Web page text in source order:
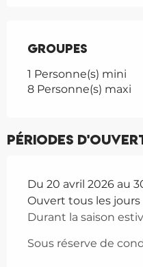
Groupes
Groupes
1 Personne(s) mini
8 Personne(s) maxi
Périodes
Du 20 avril 2026 au
Ouvert tous les jours
Durant la saison
Sous réserve de